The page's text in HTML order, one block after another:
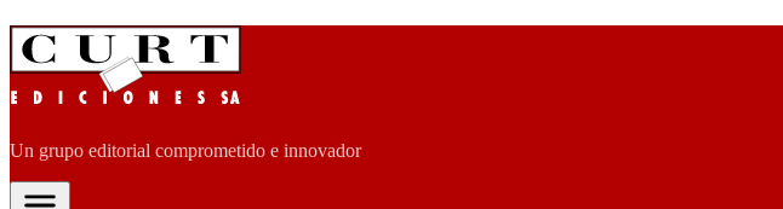
Un grupo editorial comprometido e innovador